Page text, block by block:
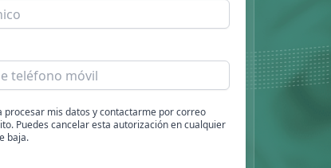
procesar mis datos y contactarme por correo
Puedes cancelar esta autorización en cualquier
baja.